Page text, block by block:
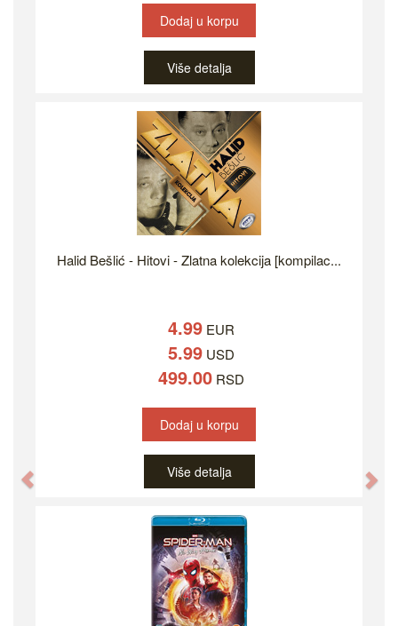
Dodaj u korpu
Više detalja
Halid Bešlić - Hitovi - Zlatna kolekcija [kompilac...
4.99 EUR
5.99 USD
499.00 RSD
Dodaj u korpu
Više detalja